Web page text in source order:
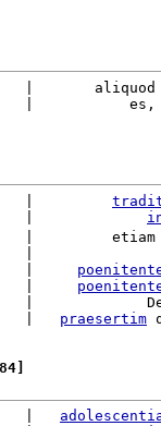
|       aliquod
|           es,
|         etiam
|
|
praesertim